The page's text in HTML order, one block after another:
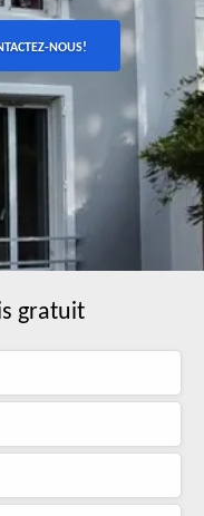
NOUS!
gratuit